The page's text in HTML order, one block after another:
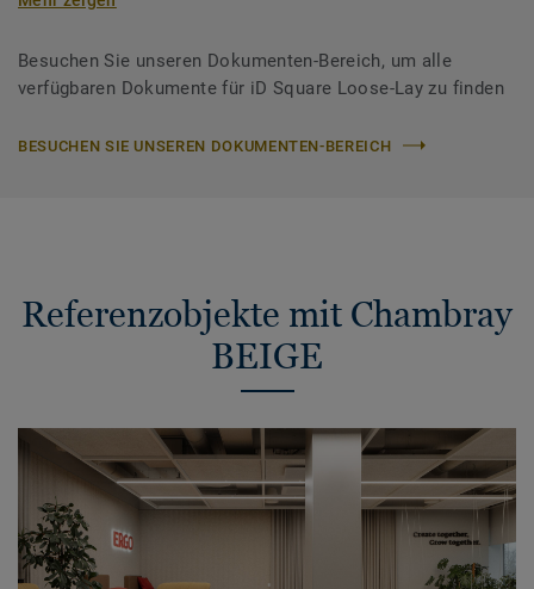
Besuchen Sie unseren Dokumenten-Bereich, um alle
verfügbaren Dokumente für iD Square Loose-Lay zu finden
BESUCHEN SIE UNSEREN DOKUMENTEN-BEREICH
Referenzobjekte mit Chambray
BEIGE